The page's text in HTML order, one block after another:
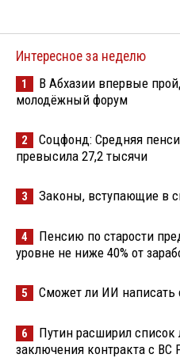
Интересное за неделю
1
В Абхазии впервые
молодёжный форум
2
Соцфонд: Средняя
превысила 27,2 тысячи
3 Законы, вступающие в
4
Пенсию по старости
уровне не ниже 40% от
5 Сможет ли ИИ написать
6
Путин расширил
заключения контракта с ВС